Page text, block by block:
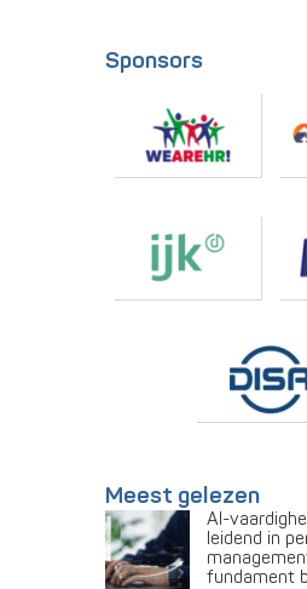
Sponsors
Meest gelezen
AI-
leidend in
fundament